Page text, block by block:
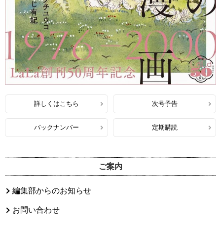
詳しくはこちら 次号予告
バックナンバー 定期購読
ご案内
編集部からのお知らせ
お問い合わせ